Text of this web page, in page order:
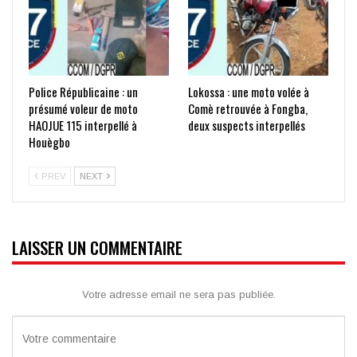
Police Républicaine : un
présumé voleur de moto
HAOJUE 115 interpellé à
Houègbo
Lokossa : une moto volée à
Comè retrouvée à Fongba,
deux suspects interpellés
PREV NEXT
LAISSER UN COMMENTAIRE
Votre adresse email ne sera pas publiée.